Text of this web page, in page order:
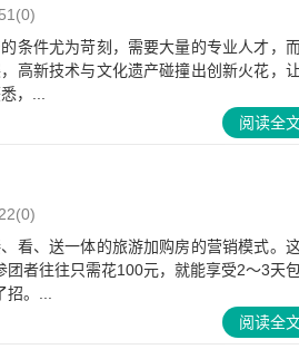
条件尤为苛刻，需要大量的专业人才，
高新技术与文化遗产碰撞出创新火花，
，...
阅读全
看、送一体的旅游加购房的营销模式。
团者往往只需花100元，就能享受2～3天
。...
阅读全